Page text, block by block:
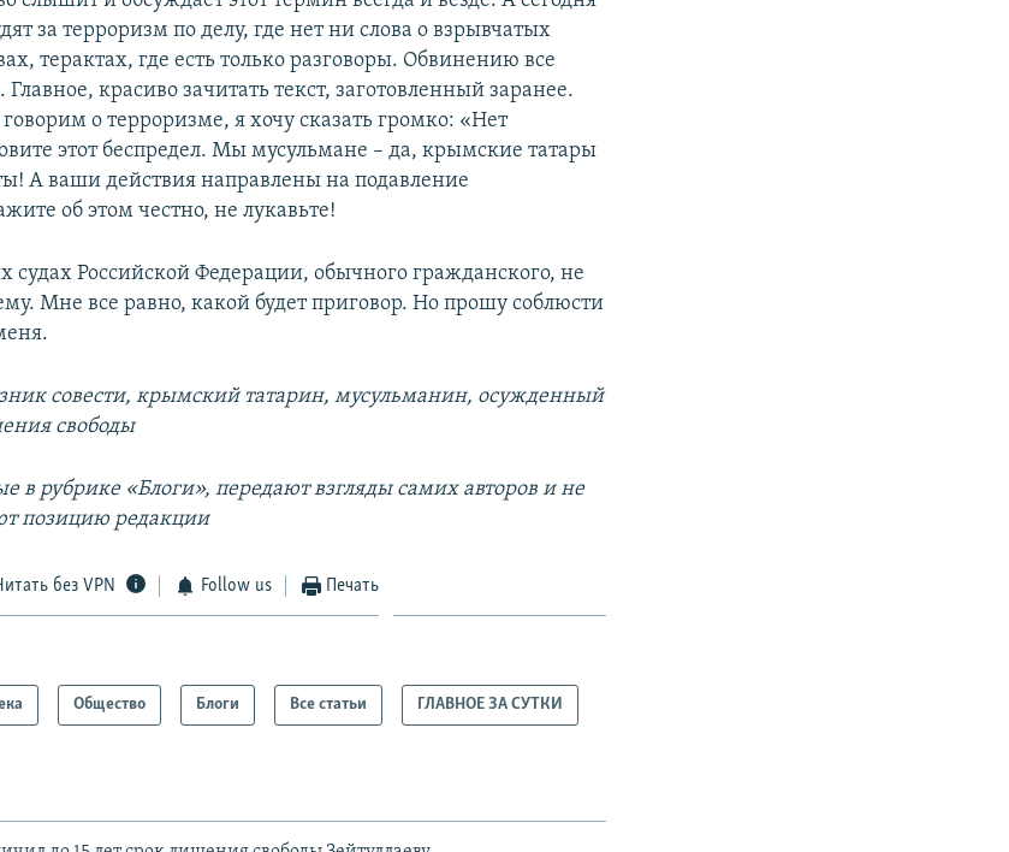
за терроризм по делу, где нет ни слова о взрывчатых
терактах, где есть только разговоры. Обвинению все
Главное, красиво зачитать текст, заготовленный заранее.
о терроризме, я хочу сказать громко: «Нет
этот беспредел. Мы мусульмане – да, крымские татары
А ваши действия направлены на подавление
об этом честно, не лукавьте!
судах Российской Федерации, обычного гражданского, не
Мне все равно, какой будет приговор. Но прошу соблюсти
совести, крымский татарин, мусульманин, осужденный
свободы
в рубрике «Блоги», передают взгляды самих авторов и не
позицию редакции
без VPN Follow us Печать
Общество Блоги Все статьи ГЛАВНОЕ ЗА СУТКИ